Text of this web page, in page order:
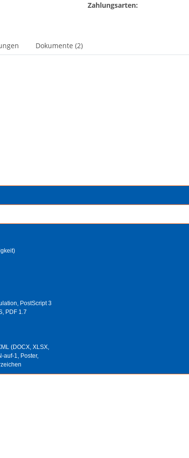
Zahlungsarten:
Dokumente (2)
PostScript 3
PDF 1.7
(DOCX, XLSX,
auf-1, Poster,